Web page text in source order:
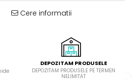
Cere informatii
DEPOZITAM PRODUSELE
DEPOZITAM PRODUSELE PE TERMEN
NELIMITAT